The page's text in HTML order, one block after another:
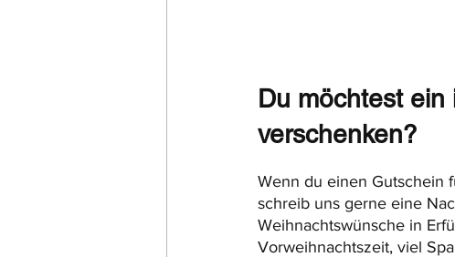
Du möchtest
verschenken?
Wenn du einen Gutschein
schreib uns gerne eine
Weihnachtswünsche in
Vorweihnachtszeit, viel